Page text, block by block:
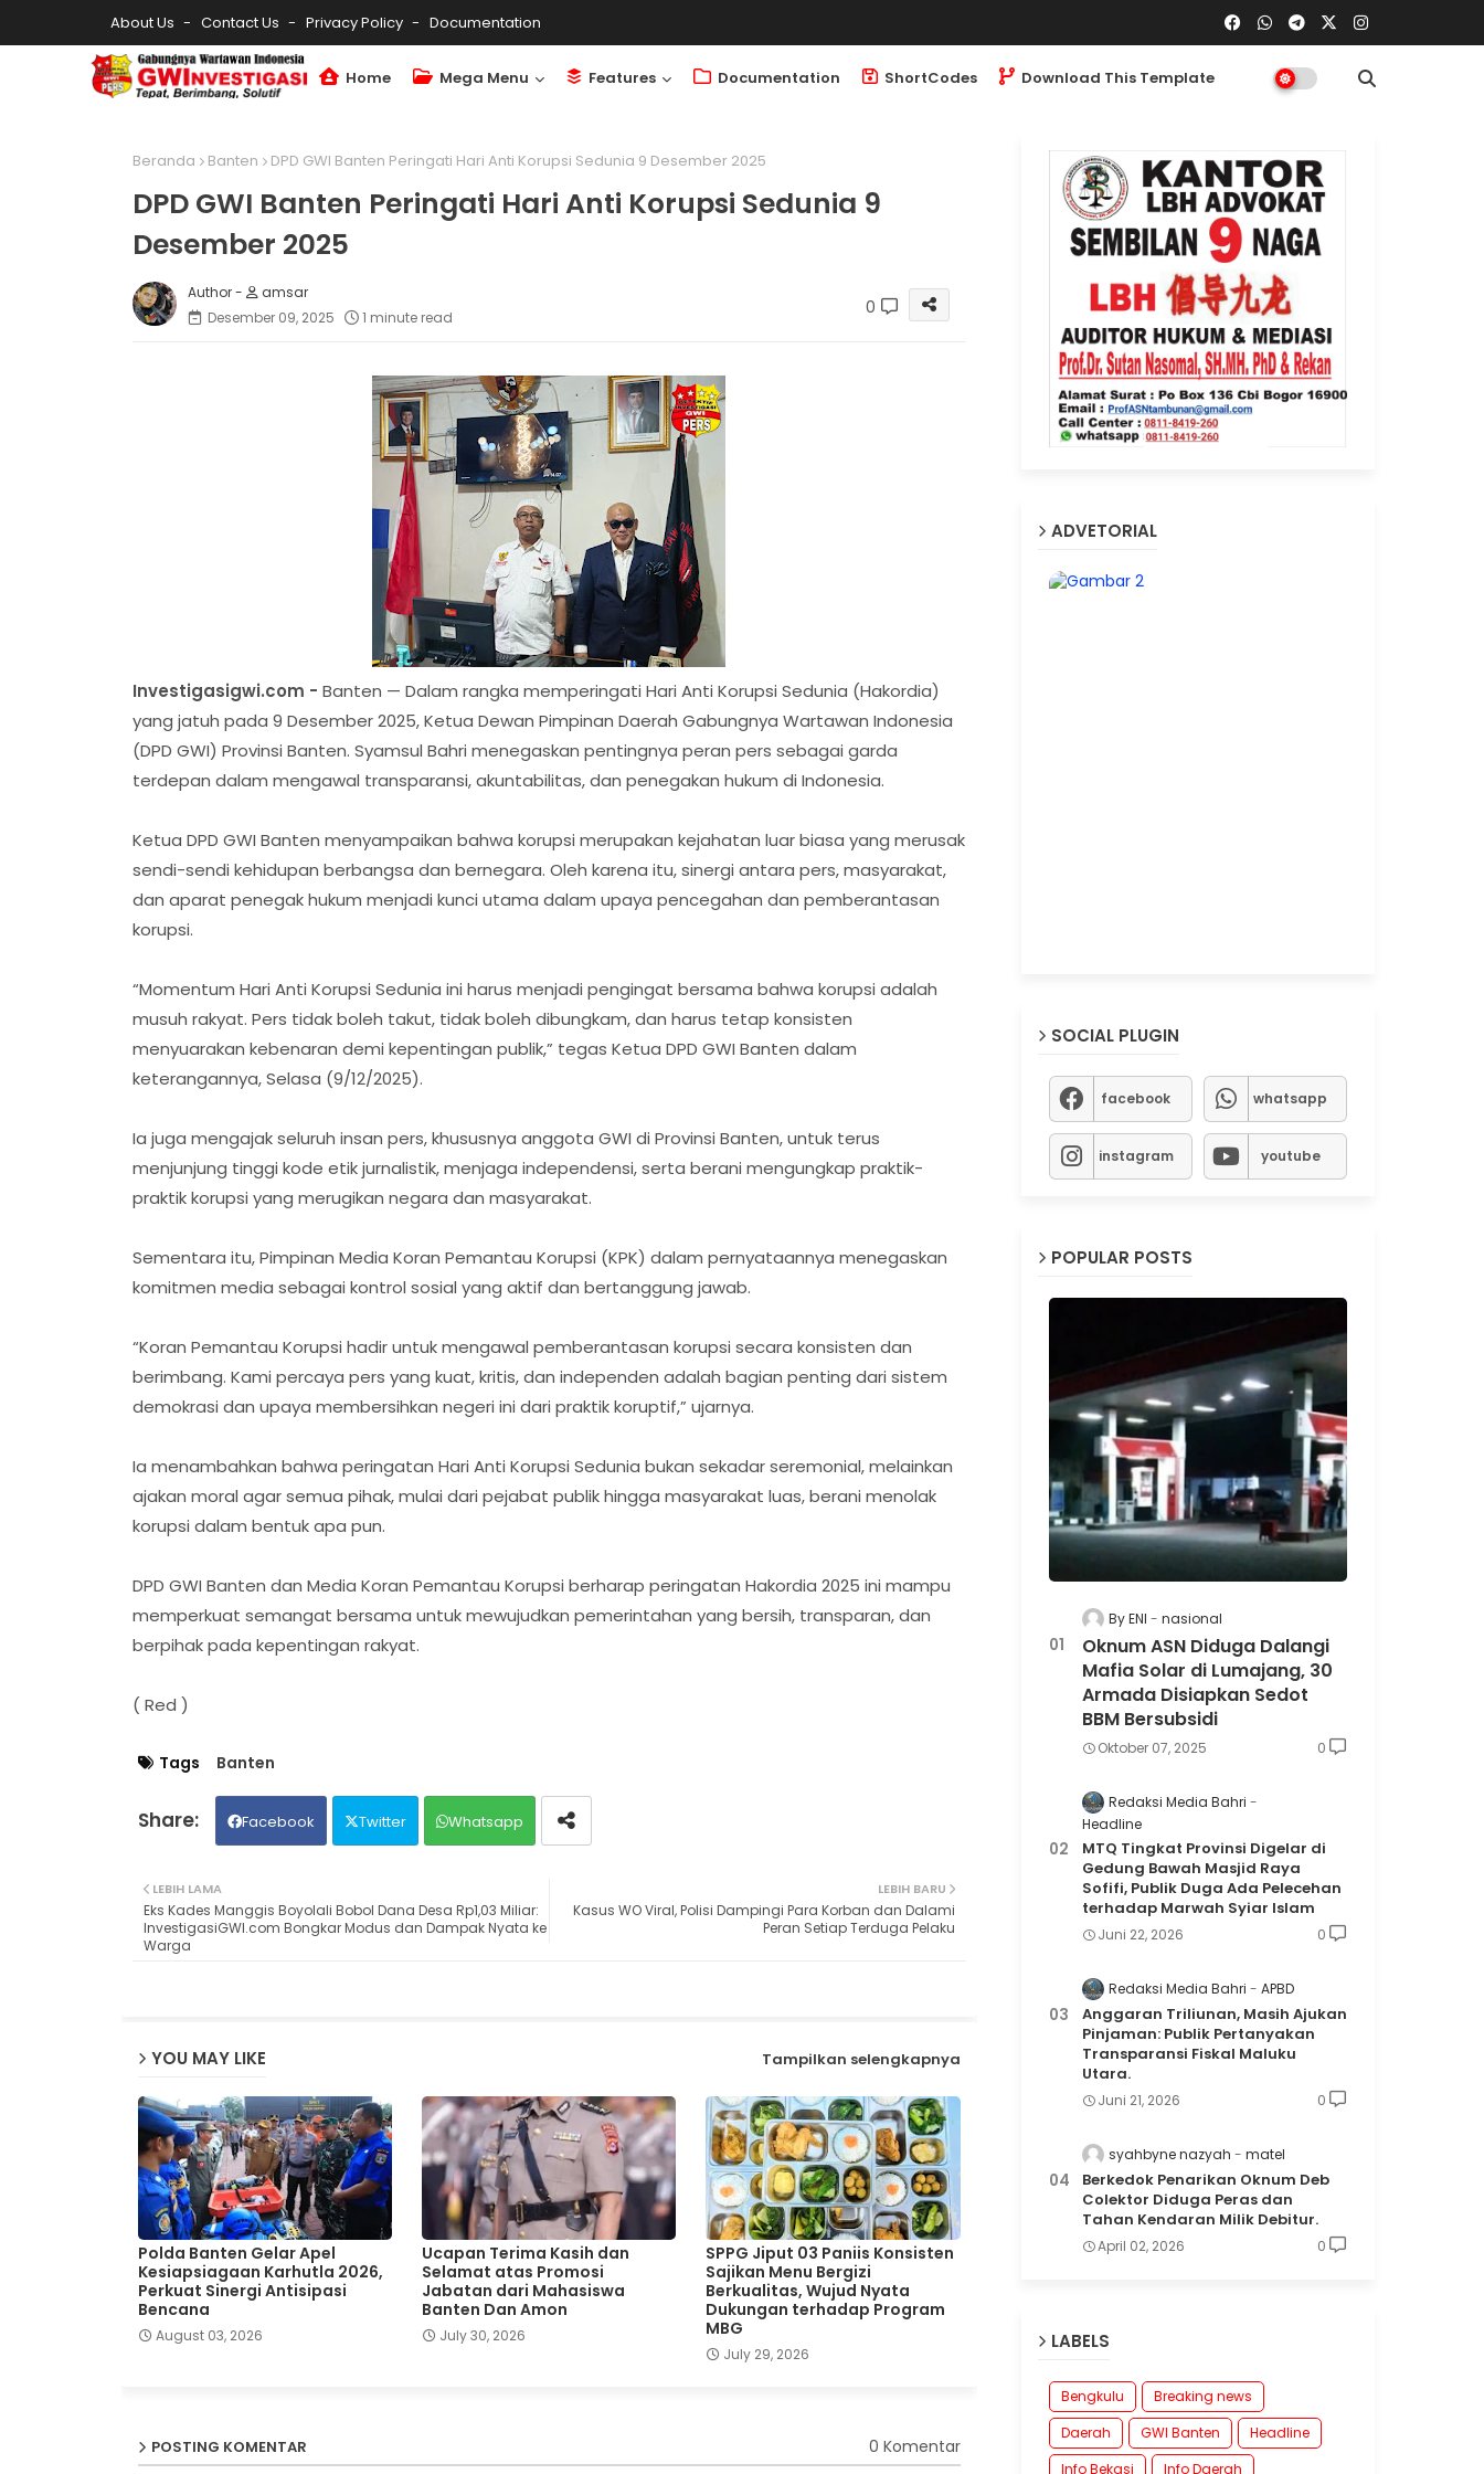
About Us Contact Us Privacy Policy Documentation
Home Mega Menu Features Documentation ShortCodes Download This Template
Beranda Banten DPD GWI Banten Peringati Hari Anti Korupsi Sedunia 9 Desember 2025
DPD GWI Banten Peringati Hari Anti Korupsi Sedunia 9
Desember 2025
amsar
Desember 09, 2025
1 minute read 0
Investigasigwi.com - Banten — Dalam rangka memperingati Hari Anti Korupsi Sedunia (Hakordia)
yang jatuh pada 9 Desember 2025, Ketua Dewan Pimpinan Daerah Gabungnya Wartawan Indonesia
(DPD GWI) Provinsi Banten. Syamsul Bahri menegaskan pentingnya peran pers sebagai garda
terdepan dalam mengawal transparansi, akuntabilitas, dan penegakan hukum di Indonesia.
Ketua DPD GWI Banten menyampaikan bahwa korupsi merupakan kejahatan luar biasa yang merusak
sendi-sendi kehidupan berbangsa dan bernegara. Oleh karena itu, sinergi antara pers, masyarakat,
dan aparat penegak hukum menjadi kunci utama dalam upaya pencegahan dan pemberantasan
korupsi.
“Momentum Hari Anti Korupsi Sedunia ini harus menjadi pengingat bersama bahwa korupsi adalah
musuh rakyat. Pers tidak boleh takut, tidak boleh dibungkam, dan harus tetap konsisten
menyuarakan kebenaran demi kepentingan publik,” tegas Ketua DPD GWI Banten dalam
keterangannya, Selasa (9/12/2025).
Ia juga mengajak seluruh insan pers, khususnya anggota GWI di Provinsi Banten, untuk terus
menjunjung tinggi kode etik jurnalistik, menjaga independensi, serta berani mengungkap praktik-
praktik korupsi yang merugikan negara dan masyarakat.
Sementara itu, Pimpinan Media Koran Pemantau Korupsi (KPK) dalam pernyataannya menegaskan
komitmen media sebagai kontrol sosial yang aktif dan bertanggung jawab.
“Koran Pemantau Korupsi hadir untuk mengawal pemberantasan korupsi secara konsisten dan
berimbang. Kami percaya pers yang kuat, kritis, dan independen adalah bagian penting dari sistem
demokrasi dan upaya membersihkan negeri ini dari praktik koruptif,” ujarnya.
Ia menambahkan bahwa peringatan Hari Anti Korupsi Sedunia bukan sekadar seremonial, melainkan
ajakan moral agar semua pihak, mulai dari pejabat publik hingga masyarakat luas, berani menolak
korupsi dalam bentuk apa pun.
DPD GWI Banten dan Media Koran Pemantau Korupsi berharap peringatan Hakordia 2025 ini mampu
memperkuat semangat bersama untuk mewujudkan pemerintahan yang bersih, transparan, dan
berpihak pada kepentingan rakyat.
( Red )
Tags Banten
Facebook Twitter Whatsapp
LEBIH BARU
Kasus WO Viral, Polisi Dampingi Para Korban dan Dalami
Peran Setiap Terduga Pelaku
LEBIH LAMA
Eks Kades Manggis Boyolali Bobol Dana Desa Rp1,03 Miliar:
InvestigasiGWI.com Bongkar Modus dan Dampak Nyata ke
Warga
YOU MAY LIKE Tampilkan selengkapnya
Polda Banten Gelar Apel
Kesiapsiagaan Karhutla 2026,
Perkuat Sinergi Antisipasi
Bencana
August 03, 2026
Ucapan Terima Kasih dan
Selamat atas Promosi
Jabatan dari Mahasiswa
Banten Dan Amon
July 30, 2026
SPPG Jiput 03 Paniis Konsisten
Sajikan Menu Bergizi
Berkualitas, Wujud Nyata
Dukungan terhadap Program
MBG
July 29, 2026
POSTING KOMENTAR 0 Komentar
ADVETORIAL
SOCIAL PLUGIN
facebook whatsapp
instagram youtube
POPULAR POSTS
By ENI nasional
Oknum ASN Diduga Dalangi
Mafia Solar di Lumajang, 30
Armada Disiapkan Sedot
BBM Bersubsidi
Oktober 07, 2025 0
Redaksi Media Bahri
Headline
MTQ Tingkat Provinsi Digelar di
Gedung Bawah Masjid Raya
Sofifi, Publik Duga Ada Pelecehan
terhadap Marwah Syiar Islam
Juni 22, 2026 0
Redaksi Media Bahri APBD
Anggaran Triliunan, Masih Ajukan
Pinjaman: Publik Pertanyakan
Transparansi Fiskal Maluku
Utara.
Juni 21, 2026 0
syahbyne nazyah matel
Berkedok Penarikan Oknum Deb
Colektor Diduga Peras dan
Tahan Kendaran Milik Debitur.
April 02, 2026 0
LABELS
Bengkulu
Breaking news
Daerah
GWI Banten
Headline
Info Bekasi
Info Daerah